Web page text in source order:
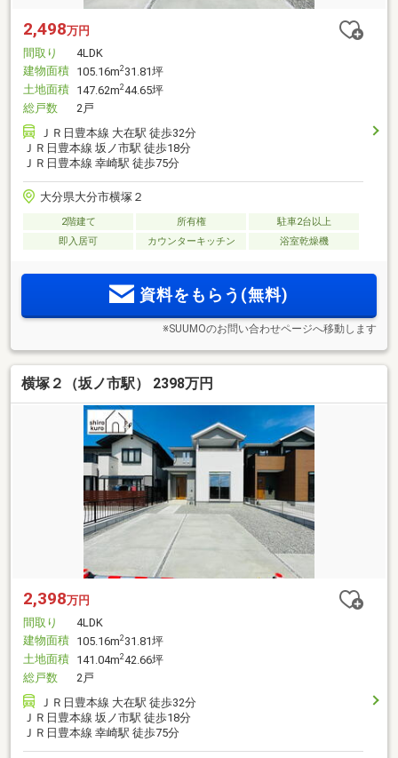
2,498万円
間取り
4LDK
建物面積 105.16m231.81坪
土地面積 147.62m244.65坪
総戸数
2戸
ＪＲ日豊本線 大在駅 徒歩32分
ＪＲ日豊本線 坂ノ市駅 徒歩18分
ＪＲ日豊本線 幸崎駅 徒歩75分
大分県大分市横塚２
2階建て 所有権
駐車2台以上
即入居可
カウンターキッチン 浴室乾燥機
資料をもらう(無料)
※SUUMOのお問い合わせページへ移動します
横塚２（坂ノ市駅） 2398万円
2,398万円
間取り
4LDK
建物面積 105.16m231.81坪
土地面積 141.04m242.66坪
総戸数
2戸
ＪＲ日豊本線 大在駅 徒歩32分
ＪＲ日豊本線 坂ノ市駅 徒歩18分
ＪＲ日豊本線 幸崎駅 徒歩75分